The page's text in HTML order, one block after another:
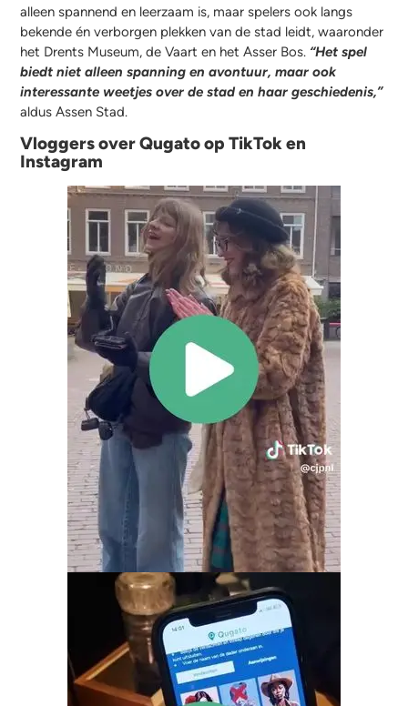
alleen spannend en leerzaam is, maar spelers ook langs
bekende én verborgen plekken van de stad leidt, waaronder
het Drents Museum, de Vaart en het Asser Bos. “Het spel
biedt niet alleen spanning en avontuur, maar ook
interessante weetjes over de stad en haar geschiedenis,”
aldus Assen Stad.
Vloggers over Qugato op TikTok en
Instagram